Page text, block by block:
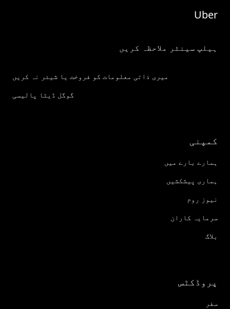
Uber
ہیلپ سینٹر ملاحظہ کریں
میری ذاتی معلومات کو فروخت یا شیئر نہ کریں
گوگل ڈیٹا پالیسی
کمپنی
ہمارے بارے میں
ہماری پیشکشیں
نیوز روم
سرمایہ کاران
بلاگ
پروڈکٹس
سفر